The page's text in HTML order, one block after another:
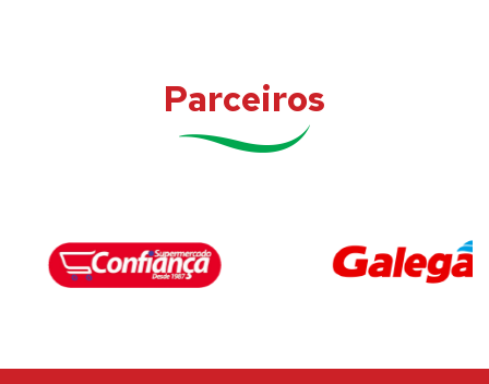
Parceiros